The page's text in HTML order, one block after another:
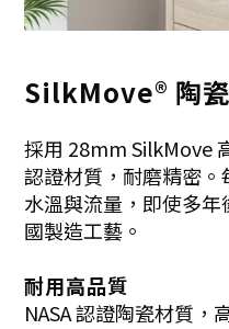
SilkMove® 陶
採用 28mm SilkMove
認證材質，耐磨精密
水溫與流量，即使多
國製造工藝。
耐用高品質
NASA認證陶瓷材質，